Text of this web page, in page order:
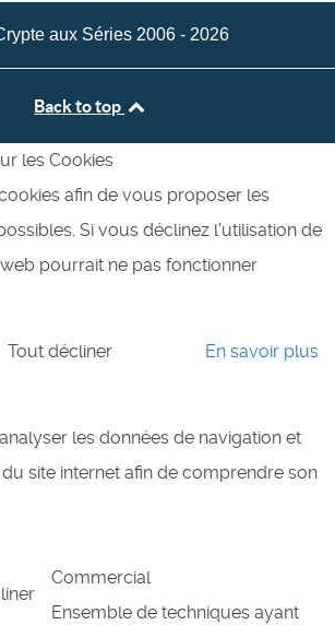
aux Séries 2006 - 2026
Back to top
les Cookies
afin de vous proposer les
Si vous déclinez l'utilisation de
pourrait ne pas fonctionner
Tout décliner En savoir plus
les données de navigation et
site internet afin de comprendre son
Commercial
Ensemble de techniques ayant